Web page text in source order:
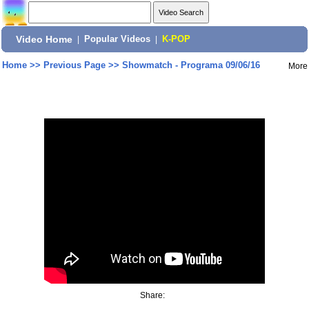
Video Home Popular Videos K-POP
Home>> Previous Page>> Showmatch - Programa 09/06/16 More
Share: